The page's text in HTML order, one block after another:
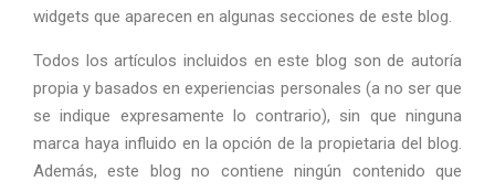
widgets que aparecen en algunas secciones de este blog.
Todos los artículos incluidos en este blog son de autoría
propia y basados en experiencias personales (a no ser que
se indique expresamente lo contrario), sin que ninguna
marca haya influido en la opción de la propietaria del blog.
Además, este blog no contiene ningún contenido que